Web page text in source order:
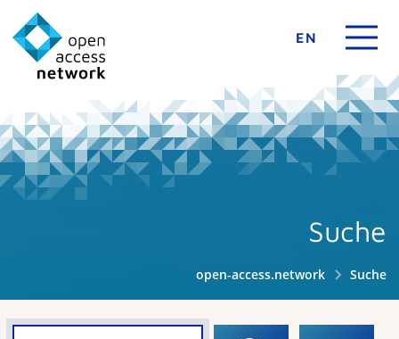
EN
Suche
open-access.network Suche